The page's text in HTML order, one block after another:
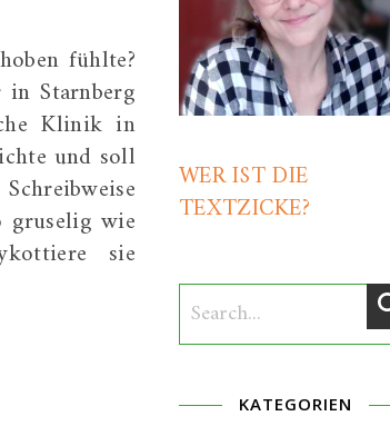
fühlte?
Starnberg
Klinik in
und soll
gruselig wie
sie
WER IST DIE
TEXTZICKE?
KATEGORIEN